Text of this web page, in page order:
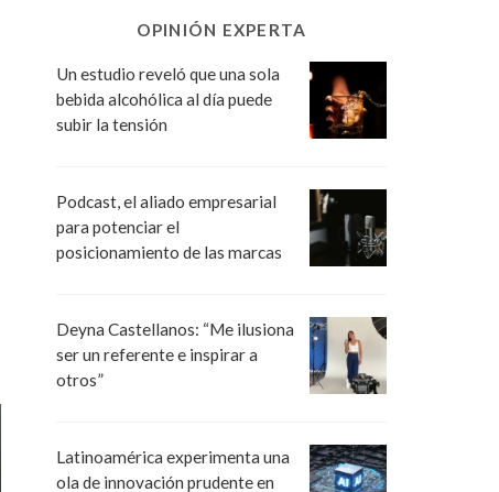
OPINIÓN EXPERTA
Un estudio reveló que una sola
bebida alcohólica al día puede
subir la tensión
Podcast, el aliado empresarial
para potenciar el
posicionamiento de las marcas
Deyna Castellanos: “Me ilusiona
ser un referente e inspirar a
otros”
Latinoamérica experimenta una
ola de innovación prudente en